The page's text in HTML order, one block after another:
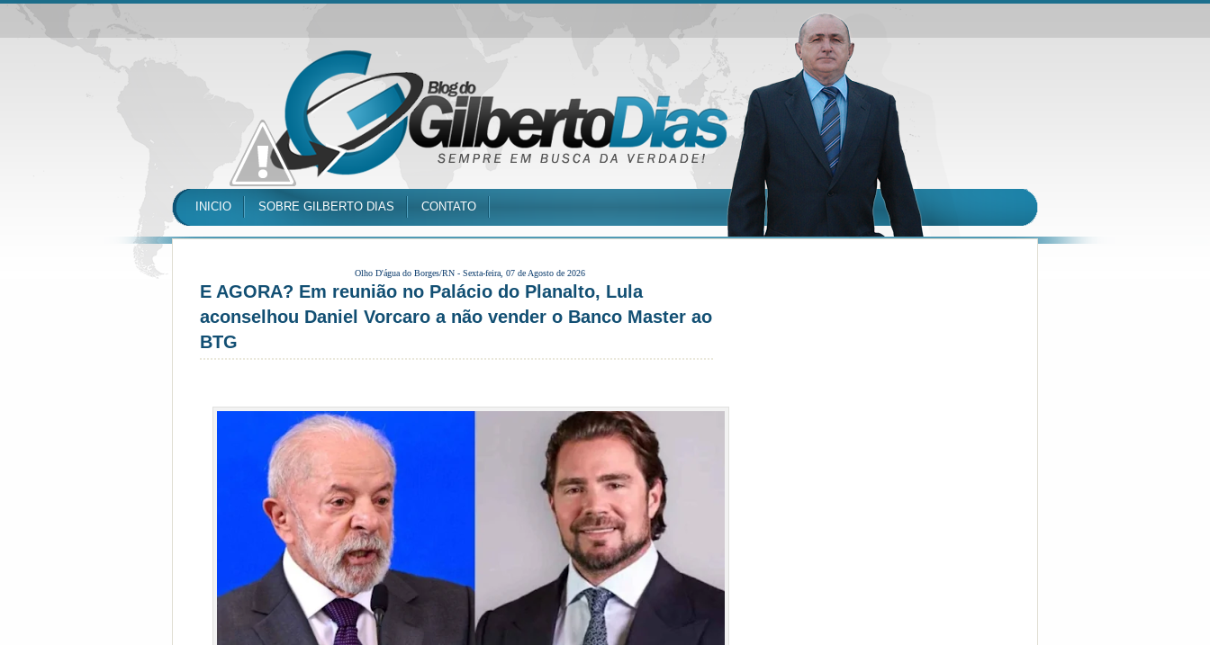
INICIO SOBRE GILBERTO DIAS CONTATO
Olho D'água do Borges/RN - Sexta-feira, 07 de Agosto de 2026
E AGORA? Em reunião no Palácio do Planalto, Lula
aconselhou Daniel Vorcaro a não vender o Banco Master ao
BTG